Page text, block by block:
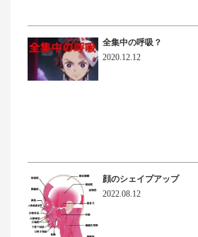
全集中の呼吸？
2020.12.12
顔のシェイプアップ
2022.08.12